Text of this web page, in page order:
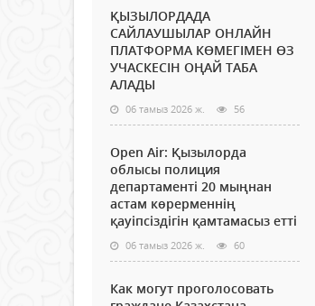
ҚЫЗЫЛОРДАДА
САЙЛАУШЫЛАР ОНЛАЙН
ПЛАТФОРМА КӨМЕГІМЕН ӨЗ
УЧАСКЕСІН ОҢАЙ ТАБА
АЛАДЫ
06 тамыз 2026 ж. 56
Open Air: Қызылорда
облысы полиция
департаменті 20 мыңнан
астам көрерменнің
қауіпсіздігін қамтамасыз етті
06 тамыз 2026 ж. 60
Как могут проголосовать